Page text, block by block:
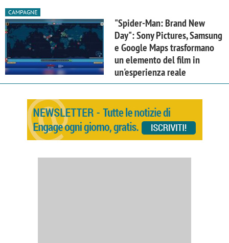
CAMPAGNE
"Spider-Man: Brand New
Day": Sony Pictures, Samsung
e Google Maps trasformano
un elemento del film in
un'esperienza reale